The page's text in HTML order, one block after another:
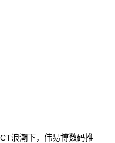
浪潮下，伟易博数码推